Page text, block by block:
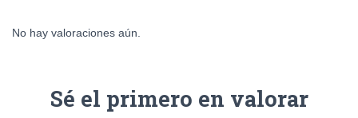
No hay valoraciones aún.
Sé el primero en valorar